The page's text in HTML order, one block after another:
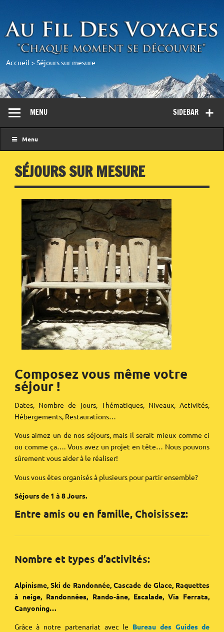
Accueil > Séjours sur mesure
SIDEBAR
MENU
Menu
SÉJOURS SUR MESURE
Composez vous même votre
séjour !
Dates, Nombre de jours, Thématiques, Niveaux, Activités,
Hébergements, Restaurations…
Vous aimez un de nos séjours, mais il serait mieux comme ci
ou comme ça…. Vous avez un projet en tête… Nous pouvons
sûrement vous aider à le réaliser!
Vous vous êtes organisés à plusieurs pour partir ensemble?
Séjours de 1 à 8 Jours.
Entre amis ou en famille, Choisissez:
Nombre et types d’activités:
Alpinisme, Ski de Randonnée, Cascade de Glace, Raquettes
à neige, Randonnées, Rando-âne, Escalade, Via Ferrata,
Canyoning…
Grâce à notre partenariat avec le Bureau des Guides de